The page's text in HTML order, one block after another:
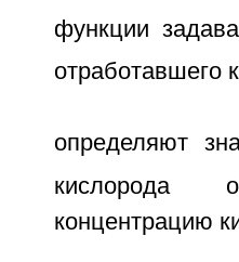
функции
отработавшего
определяют
кислорода
концентрацию